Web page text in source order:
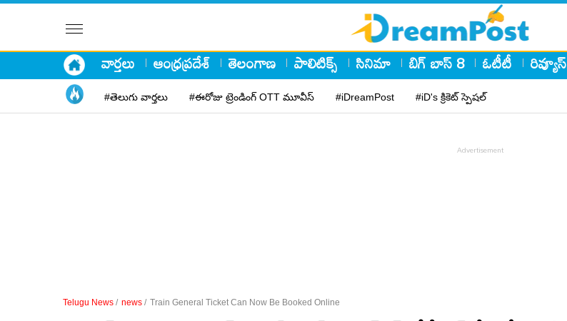
వార్తలు ఆంధ్రప్రదేశ్ తెలంగాణ పాలిటిక్స్ సినిమా బిగ్ బాస్ 8 ఓటీటీ రివ్యూస్
#తెలుగు వార్తలు #ఈరోజు ట్రెండింగ్ OTT మూవీస్ #iDreamPost #iD's క్రికెట్ స్పెషల్
Telugu News / news / Train General Ticket Can Now Be Booked Online